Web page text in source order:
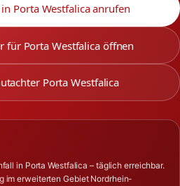
Porta Westfalica anrufen
für Porta Westfalica öffnen
Porta Westfalica
in Porta Westfalica – täglich erreichbar.
im erweiterten Gebiet Nordrhein-